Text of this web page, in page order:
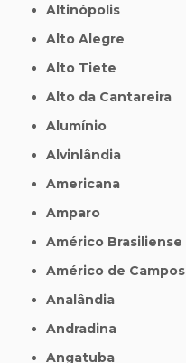
Altinópolis
Alto Alegre
Alto Tiete
Alto da Cantareira
Alumínio
Alvinlândia
Americana
Amparo
Américo Brasiliense
Américo de Campos
Analândia
Andradina
Angatuba